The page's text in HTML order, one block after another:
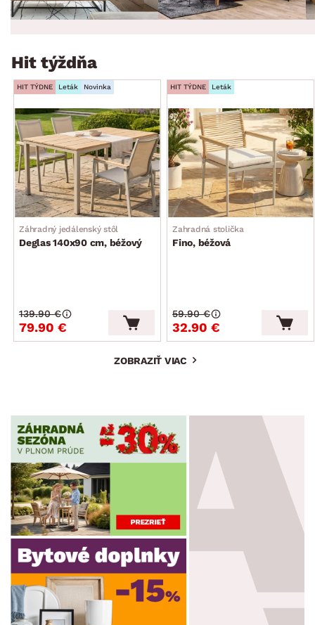
Hit týždňa
HIT TÝDNE Leták Novinka
Záhradný jedálenský stôl
Deglas 140x90 cm, béžový
79.90 €
139.90 €
HIT TÝDNE Leták
Zahradná stolička
Fino, béžová
32.90 €
59.90 €
ZOBRAZIŤ VIAC